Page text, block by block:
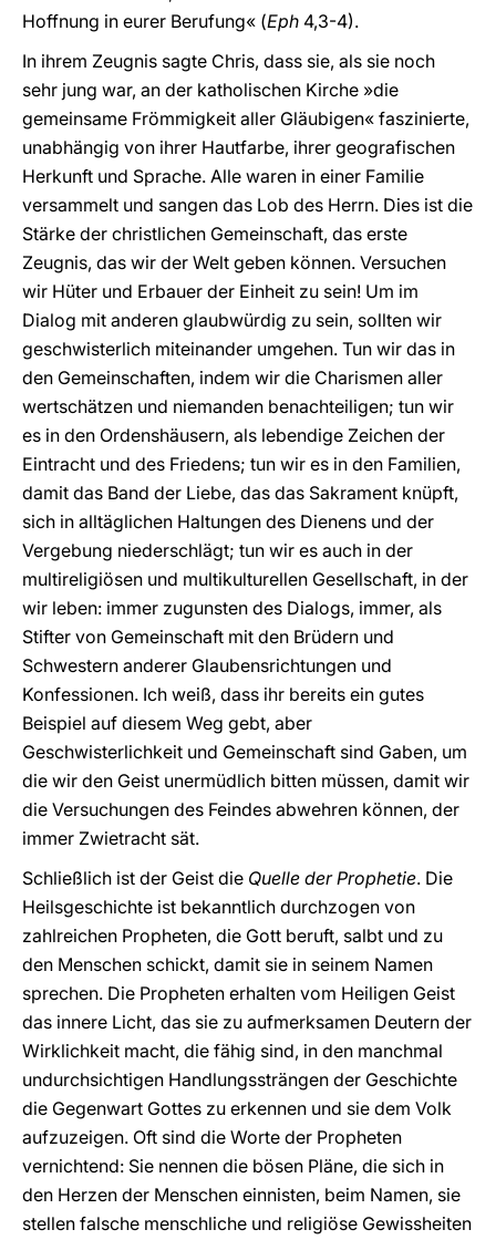
Hoffnung in eurer Berufung« (Eph 4,3-4).
In ihrem Zeugnis sagte Chris, dass sie, als sie noch
sehr jung war, an der katholischen Kirche »die
gemeinsame Frömmigkeit aller Gläubigen« faszinierte,
unabhängig von ihrer Hautfarbe, ihrer geografischen
Herkunft und Sprache. Alle waren in einer Familie
versammelt und sangen das Lob des Herrn. Dies ist die
Stärke der christlichen Gemeinschaft, das erste
Zeugnis, das wir der Welt geben können. Versuchen
wir Hüter und Erbauer der Einheit zu sein! Um im
Dialog mit anderen glaubwürdig zu sein, sollten wir
geschwisterlich miteinander umgehen. Tun wir das in
den Gemeinschaften, indem wir die Charismen aller
wertschätzen und niemanden benachteiligen; tun wir
es in den Ordenshäusern, als lebendige Zeichen der
Eintracht und des Friedens; tun wir es in den Familien,
damit das Band der Liebe, das das Sakrament knüpft,
sich in alltäglichen Haltungen des Dienens und der
Vergebung niederschlägt; tun wir es auch in der
multireligiösen und multikulturellen Gesellschaft, in der
wir leben: immer zugunsten des Dialogs, immer, als
Stifter von Gemeinschaft mit den Brüdern und
Schwestern anderer Glaubensrichtungen und
Konfessionen. Ich weiß, dass ihr bereits ein gutes
Beispiel auf diesem Weg gebt, aber
Geschwisterlichkeit und Gemeinschaft sind Gaben, um
die wir den Geist unermüdlich bitten müssen, damit wir
die Versuchungen des Feindes abwehren können, der
immer Zwietracht sät.
Schließlich ist der Geist die Quelle der Prophetie. Die
Heilsgeschichte ist bekanntlich durchzogen von
zahlreichen Propheten, die Gott beruft, salbt und zu
den Menschen schickt, damit sie in seinem Namen
sprechen. Die Propheten erhalten vom Heiligen Geist
das innere Licht, das sie zu aufmerksamen Deutern der
Wirklichkeit macht, die fähig sind, in den manchmal
undurchsichtigen Handlungssträngen der Geschichte
die Gegenwart Gottes zu erkennen und sie dem Volk
aufzuzeigen. Oft sind die Worte der Propheten
vernichtend: Sie nennen die bösen Pläne, die sich in
den Herzen der Menschen einnisten, beim Namen, sie
stellen falsche menschliche und religiöse Gewissheiten